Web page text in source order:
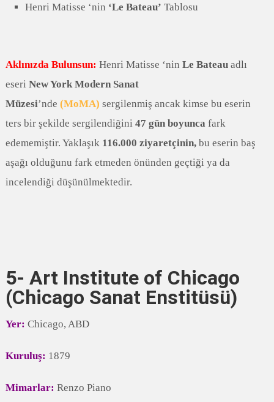
Henri Matisse ‘nin ‘Le Bateau’Tablosu
Aklınızda Bulunsun: Henri Matisse ‘nin Le Bateauadlı
eseri New York Modern Sanat
Müzesi’nde (MoMA) sergilenmiş ancak kimse bu eserin
ters bir şekilde sergilendiğini 47 gün boyunca fark
edememiştir. Yaklaşık 116.000 ziyaretçinin,bu eserin baş
aşağı olduğunu fark etmeden önünden geçtiği ya da
incelendiği düşünülmektedir.
5- Art Institute of Chicago
(Chicago Sanat Enstitüsü)
Yer: Chicago, ABD
Kuruluş: 1879
Mimarlar: Renzo Piano